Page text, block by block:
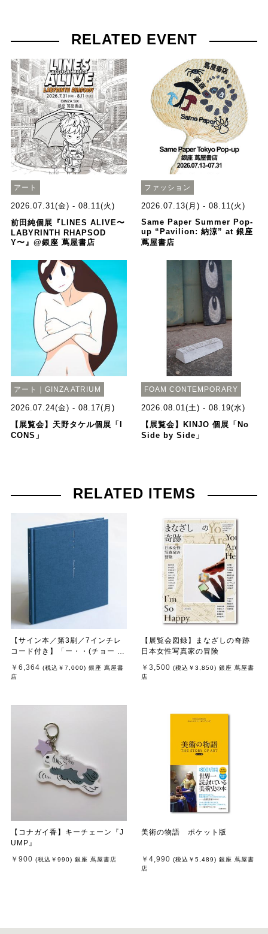
RELATED EVENT
アート
2026.07.31(金) - 08.11(火)
前田純個展『LINES ALIVE〜
LABYRINTH RHAPSOD
Y〜』@銀座 蔦屋書店
ファッション
2026.07.13(月) - 08.11(火)
Same Paper Summer Pop-
up “Pavilion: 納涼” at 銀座
蔦屋書店
アート｜GINZA ATRIUM
2026.07.24(金) - 08.17(月)
【展覧会】天野タケル個展「I
CONS」
FOAM CONTEMPORARY
2026.08.01(土) - 08.19(水)
【展覧会】KINJO 個展「No
Side by Side」
RELATED ITEMS
【サイン本／第3刷／7インチレ
コード付き】「ー・・(チョー タ
￥6,364 (税込 ￥7,000) 銀座 蔦屋書
店
【展覧会図録】まなざしの奇跡
日本女性写真家の冒険
￥3,500 (税込 ￥3,850) 銀座 蔦屋書
店
【コナガイ香】キーチェーン『J
UMP』
￥900 (税込 ￥990) 銀座 蔦屋書店
美術の物語 ポケット版
￥4,990 (税込 ￥5,489) 銀座 蔦屋書
店